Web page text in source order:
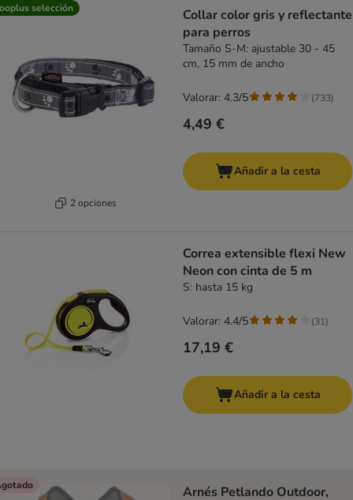
selección
2 opciones
Collar color gris y reflectante
para perros
Tamaño S-M: ajustable 30 - 45
cm, 15 mm de ancho
4,49 €
Valorar: 4.3/5 (733)
Añadir a la cesta
Correa extensible flexi New
Neon con cinta de 5 m
S: hasta 15 kg
17,19 €
Valorar: 4.4/5 (31)
Añadir a la cesta
Arnés Petlando Outdoor,